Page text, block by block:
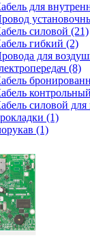
для
силовой (21)
гибкий (2)
для
(8)
контрольный
силовой
(1)
(1)